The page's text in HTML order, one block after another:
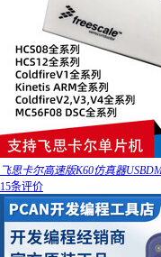
飞思卡尔高速版K60仿真器
15条评价